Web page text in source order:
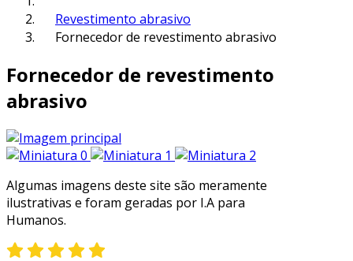
Revestimento abrasivo
Fornecedor de revestimento abrasivo
Fornecedor de revestimento
abrasivo
Algumas imagens deste site são meramente
ilustrativas e foram geradas por I.A para
Humanos.